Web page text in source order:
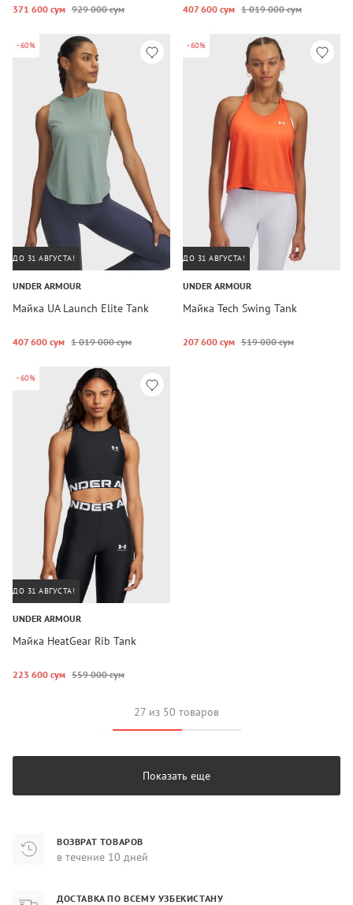
371 600 сум 929 000 сум 407 600 сум 1 019 000 сум
-60%
ДО 31 АВГУСТА!
UNDER ARMOUR
Майка UA Launch Elite Tank
407 600 сум 1 019 000 сум
-60%
ДО 31 АВГУСТА!
UNDER ARMOUR
Майка Tech Swing Tank
207 600 сум 519 000 сум
-60%
ДО 31 АВГУСТА!
UNDER ARMOUR
Майка HeatGear Rib Tank
223 600 сум 559 000 сум
27 из 50 товаров
Показать еще
ВОЗВРАТ ТОВАРОВ
в течение 10 дней
ДОСТАВКА ПО ВСЕМУ УЗБЕКИСТАНУ